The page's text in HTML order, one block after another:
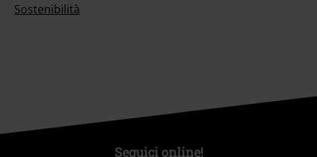
Sostenibilità
Seguici online!